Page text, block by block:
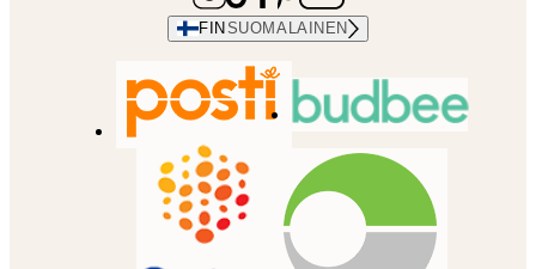
FIN SUOMALAINEN